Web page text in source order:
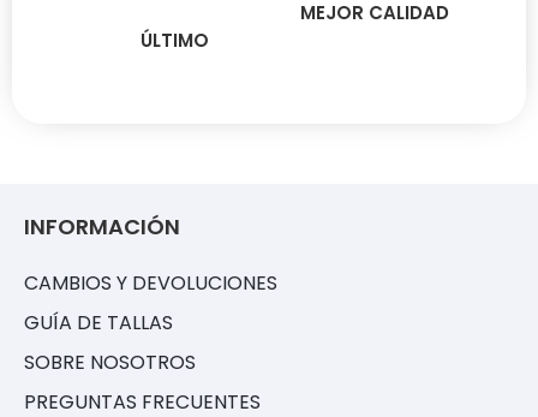
ÚLTIMO
MEJOR CALIDAD
INFORMACIÓN
CAMBIOS Y DEVOLUCIONES
GUÍA DE TALLAS
SOBRE NOSOTROS
PREGUNTAS FRECUENTES